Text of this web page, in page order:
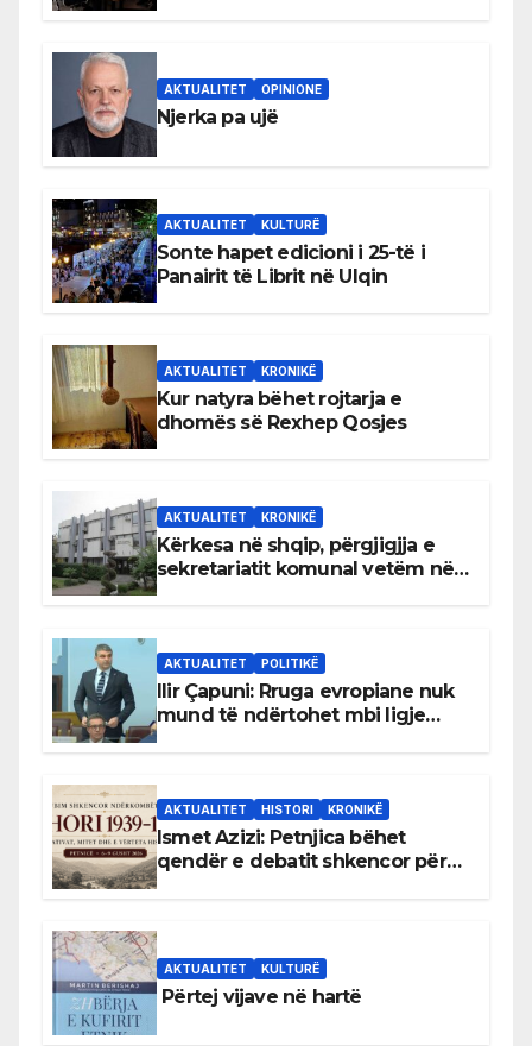
AKTUALITET OPINIONE
Njerka pa ujë
AKTUALITET KULTURË
Sonte hapet edicioni i 25-të i
Panairit të Librit në Ulqin
AKTUALITET KRONIKË
Kur natyra bëhet rojtarja e
dhomës së Rexhep Qosjes
AKTUALITET KRONIKË
Kërkesa në shqip, përgjigjja e
sekretariatit komunal vetëm në
AKTUALITET POLITIKË
Ilir Çapuni: Rruga evropiane nuk
mund të ndërtohet mbi ligje
AKTUALITET HISTORI KRONIKË
Ismet Azizi: Petnjica bëhet
qendër e debatit shkencor për
AKTUALITET KULTURË
Përtej vijave në hartë